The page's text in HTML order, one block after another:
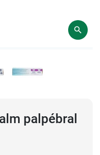
palpébral